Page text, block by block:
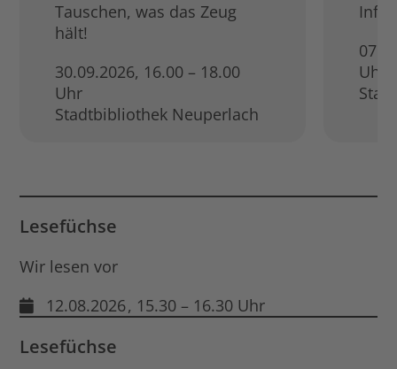
Tauschen, was das Zeug
hält!
30.09.2026, 16.00 – 18.00
Uhr
Stadtbibliothek Neuperlach
Uhr
Lesefüchse
Wir lesen vor
12.08.2026, 15.30 – 16.30 Uhr
Lesefüchse